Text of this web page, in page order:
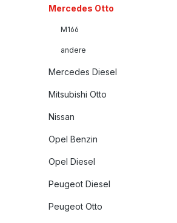
Mercedes Otto
M166
andere
Mercedes Diesel
Mitsubishi Otto
Nissan
Opel Benzin
Opel Diesel
Peugeot Diesel
Peugeot Otto